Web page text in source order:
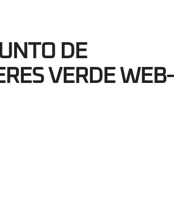
DE
VERDE WEB-